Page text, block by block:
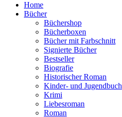
Home
Bücher
Büchershop
Bücherboxen
Bücher mit Farbschnitt
Signierte Bücher
Bestseller
Biografie
Historischer Roman
Kinder- und Jugendbuch
Krimi
Liebesroman
Roman